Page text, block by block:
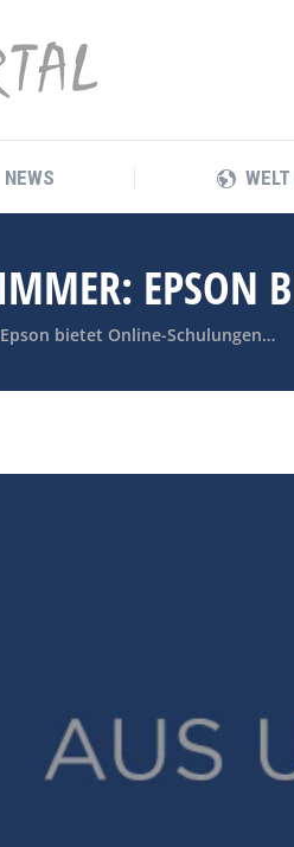
NEWS
EPSON
bietet Online-Schulungen…
NEWS